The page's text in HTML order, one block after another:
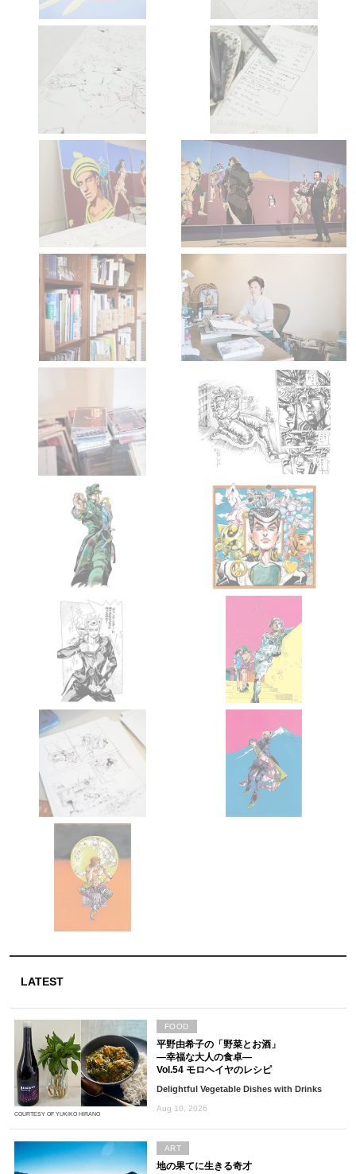
LATEST
COURTESY OF YUKIKO HIRANO
平野由希子の「野菜とお酒」
―幸福な大人の食卓―
Vol.54 モロヘイヤのレシピ
Delightful Vegetable Dishes with Drinks
Aug 10, 2026
FOOD
地の果てに生きる奇才
ART